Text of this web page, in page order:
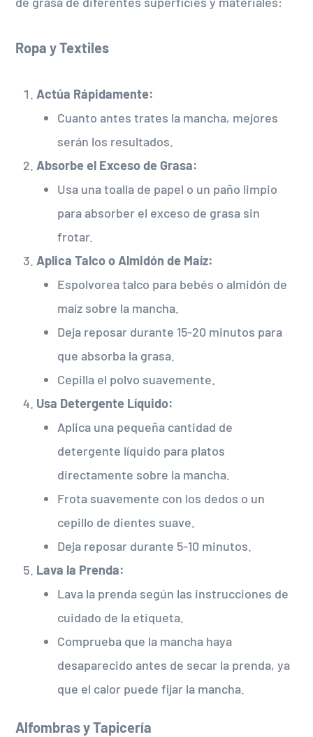
Ropa y Textiles
Actúa Rápidamente:
Cuanto antes trates la mancha, mejores
serán los resultados.
Absorbe el Exceso de Grasa:
Usa una toalla de papel o un paño limpio
para absorber el exceso de grasa sin
frotar.
Aplica Talco o Almidón de Maíz:
Espolvorea talco para bebés o almidón de
maíz sobre la mancha.
Deja reposar durante 15-20 minutos para
que absorba la grasa.
Cepilla el polvo suavemente.
Usa Detergente Líquido:
Aplica una pequeña cantidad de
detergente líquido para platos
directamente sobre la mancha.
Frota suavemente con los dedos o un
cepillo de dientes suave.
Deja reposar durante 5-10 minutos.
Lava la Prenda:
Lava la prenda según las instrucciones de
cuidado de la etiqueta.
Comprueba que la mancha haya
desaparecido antes de secar la prenda, ya
que el calor puede fijar la mancha.
Alfombras y Tapicería